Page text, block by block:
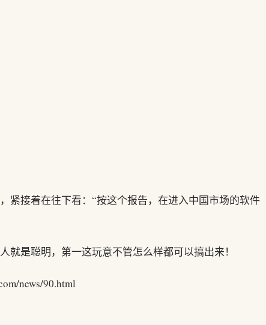
紧接着在往下看：“按这个报告，在进入中国市场的软件
是聪明，第一这玩意不管怎么样都可以搞出来！
news/90.html